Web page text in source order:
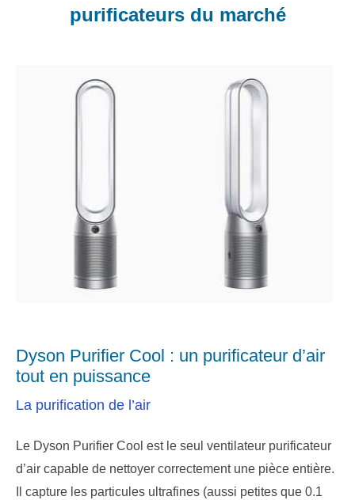
purificateurs du marché
Dyson Purifier Cool : un purificateur d’air
tout en puissance
La purification de l’air
Le Dyson Purifier Cool est le seul ventilateur purificateur
d’air capable de nettoyer correctement une pièce entière.
Il capture les particules ultrafines (aussi petites que 0.1